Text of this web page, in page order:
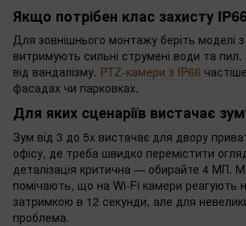
Якщо потрібен клас захисту
Для зовнішнього монтажу беріть моделі
витримують сильні струмені води та
від вандалізму. PTZ-камери з IP66
фасадах чи парковках.
Для яких сценаріїв вистачає
Зум від 3 до 5x вистачає для двору
офісу, де треба швидко перемістити
деталізація критична — обирайте 4 МП.
помічають, що на Wi-Fi камери реагують
затримкою в 12 секунди, але для
проблема.